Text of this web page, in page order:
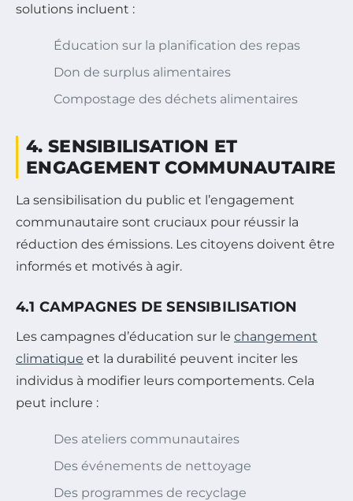
solutions incluent :
Éducation sur la planification des repas
Don de surplus alimentaires
Compostage des déchets alimentaires
4. SENSIBILISATION ET
ENGAGEMENT COMMUNAUTAIRE
La sensibilisation du public et l’engagement
communautaire sont cruciaux pour réussir la
réduction des émissions. Les citoyens doivent être
informés et motivés à agir.
4.1 CAMPAGNES DE SENSIBILISATION
Les campagnes d’éducation sur le changement
climatique et la durabilité peuvent inciter les
individus à modifier leurs comportements. Cela
peut inclure :
Des ateliers communautaires
Des événements de nettoyage
Des programmes de recyclage